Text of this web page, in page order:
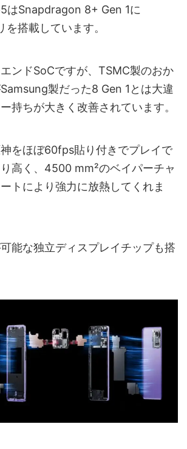
はSnapdragon 8+ Gen 1に
を搭載しています。
ンドSoCですが、TSMC製のおか
製だった8 Gen 1とは大違
持ちが大きく改善されています。
をほぼ60fps貼り付きでプレイで
高く、4500 mm²のベイパーチャ
トにより強力に放熱してくれま
能な独立ディスプレイチップも搭